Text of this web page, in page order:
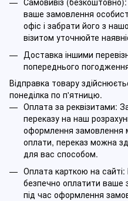
ваше замовлення
офіс і забрати його з
візитом уточнюйте
Доставка іншими
попереднього
Відправка товару
понеділка по п'ятницю.
Оплата за реквізитами:
переказу на наш
оформлення замовлення
оплати, переказ можна
для вас способом.
Оплата карткою на
безпечно оплатити ваше
під час оформлення